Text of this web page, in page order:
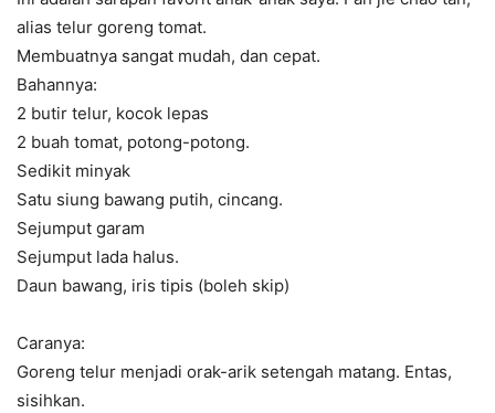
alias telur goreng tomat.
Membuatnya sangat mudah, dan cepat.
Bahannya:
2 butir telur, kocok lepas
2 buah tomat, potong-potong.
Sedikit minyak
Satu siung bawang putih, cincang.
Sejumput garam
Sejumput lada halus.
Daun bawang, iris tipis (boleh skip)
Caranya:
Goreng telur menjadi orak-arik setengah matang. Entas,
sisihkan.